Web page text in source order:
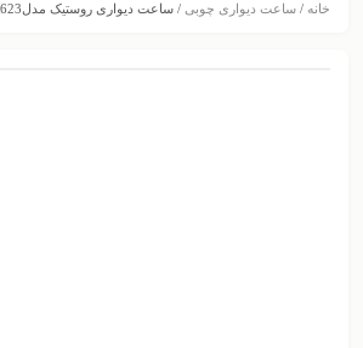
خانه / ساعت دیواری چوبی / ساعت دیواری روستیک مدلSR623